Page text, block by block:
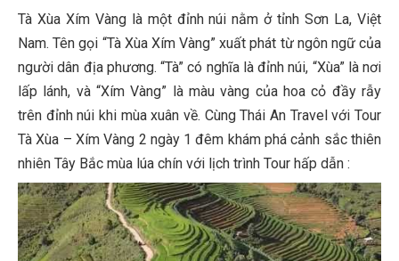
Tà Xùa Xím Vàng là một đỉnh núi nằm ở tỉnh Sơn La, Việt
Nam. Tên gọi “Tà Xùa Xím Vàng” xuất phát từ ngôn ngữ của
người dân địa phương. “Tà” có nghĩa là đỉnh núi, “Xùa” là nơi
lấp lánh, và “Xím Vàng” là màu vàng của hoa cỏ đầy rẫy
trên đỉnh núi khi mùa xuân về. Cùng Thái An Travel với Tour
Tà Xùa – Xím Vàng 2 ngày 1 đêm khám phá cảnh sắc thiên
nhiên Tây Bắc mùa lúa chín với lịch trình Tour hấp dẫn :